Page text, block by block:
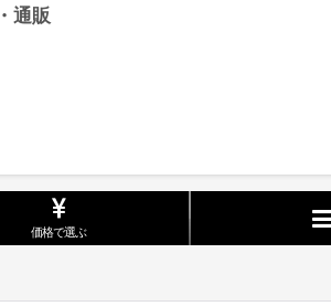
通販
価格で選ぶ